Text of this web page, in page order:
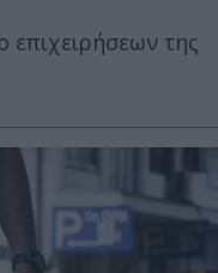
επιχειρήσεων της